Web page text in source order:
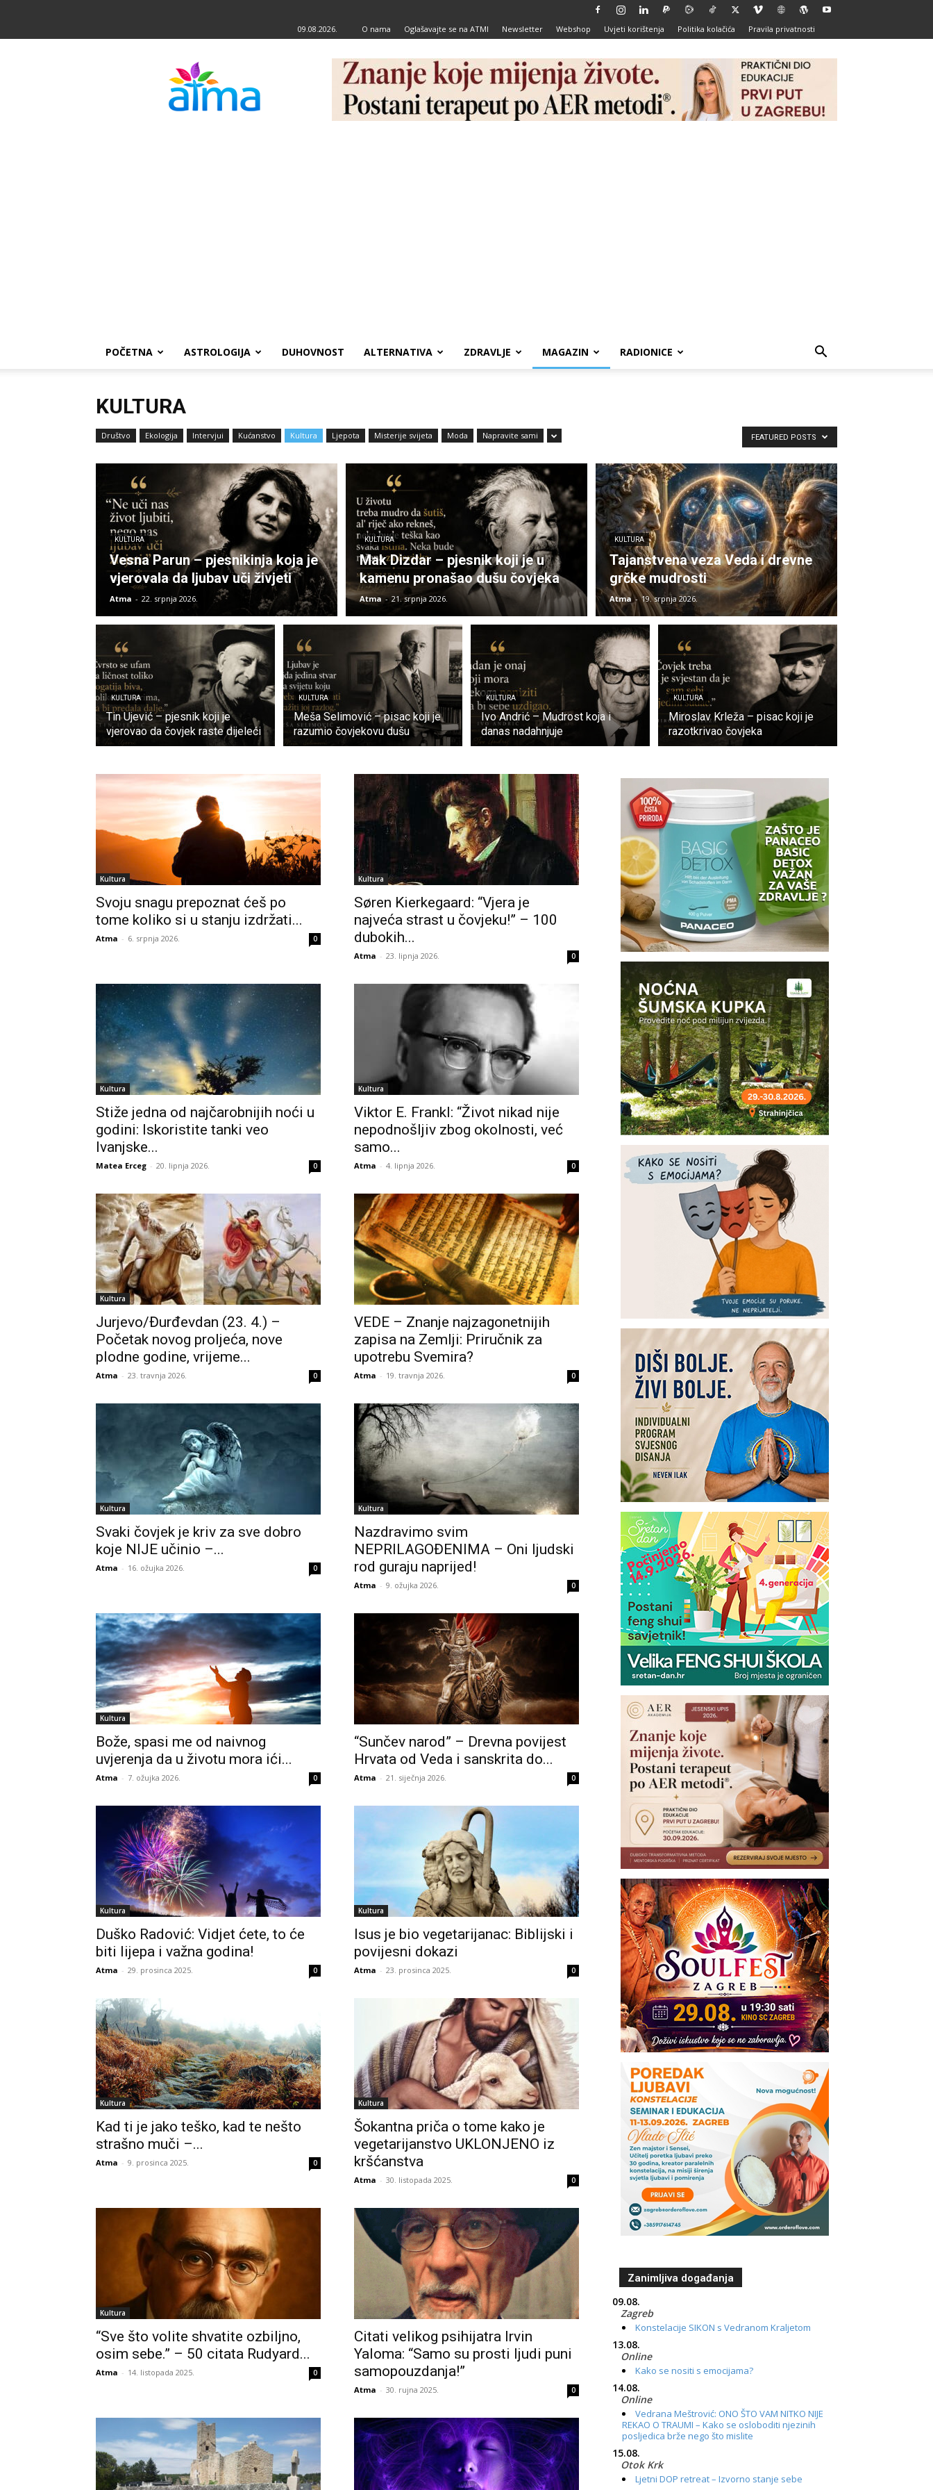
09.08.2026. O nama Oglašavajte se na ATMI Newsletter Webshop Uvjeti korištenja Politika kolačića Pravila privatnosti
POČETNA ASTROLOGIJA DUHOVNOST ALTERNATIVA ZDRAVLJE MAGAZIN RADIONICE
KULTURA
Društvo Ekologija Intervjui Kućanstvo Kultura Ljepota Misterije svijeta Moda Napravite sami FEATURED POSTS
KULTURA
Vesna Parun – pjesnikinja koja je
vjerovala da ljubav uči živjeti
Atma - 22. srpnja 2026.
KULTURA
Mak Dizdar – pjesnik koji je u
kamenu pronašao dušu čovjeka
Atma - 21. srpnja 2026.
KULTURA
Tajanstvena veza Veda i drevne
grčke mudrosti
Atma - 19. srpnja 2026.
KULTURA
Tin Ujević – pjesnik koji je
vjerovao da čovjek raste dijeleći
KULTURA
Meša Selimović – pisac koji je
razumio čovjekovu dušu
KULTURA
Ivo Andrić – Mudrost koja i
danas nadahnjuje
KULTURA
Miroslav Krleža – pisac koji je
razotkrivao čovjeka
Kultura
Svoju snagu prepoznat ćeš po
tome koliko si u stanju izdržati...
Atma - 6. srpnja 2026. 0
Kultura
Søren Kierkegaard: “Vjera je
najveća strast u čovjeku!” – 100
dubokih...
Atma - 23. lipnja 2026. 0
Kultura
Stiže jedna od najčarobnijih noći u
godini: Iskoristite tanki veo
Ivanjske...
Matea Erceg - 20. lipnja 2026. 0
Kultura
Viktor E. Frankl: “Život nikad nije
nepodnošljiv zbog okolnosti, već
samo...
Atma - 4. lipnja 2026. 0
Kultura
Jurjevo/Đurđevdan (23. 4.) –
Početak novog proljeća, nove
plodne godine, vrijeme...
Atma - 23. travnja 2026. 0
VEDE – Znanje najzagonetnijih
zapisa na Zemlji: Priručnik za
upotrebu Svemira?
Atma - 19. travnja 2026. 0
Kultura
Svaki čovjek je kriv za sve dobro
koje NIJE učinio –...
Atma - 16. ožujka 2026. 0
Kultura
Nazdravimo svim
NEPRILAGOĐENIMA – Oni ljudski
rod guraju naprijed!
Atma - 9. ožujka 2026. 0
Kultura
Bože, spasi me od naivnog
uvjerenja da u životu mora ići...
Atma - 7. ožujka 2026. 0
“Sunčev narod” – Drevna povijest
Hrvata od Veda i sanskrita do...
Atma - 21. siječnja 2026. 0
Kultura
Duško Radović: Vidjet ćete, to će
biti lijepa i važna godina!
Atma - 29. prosinca 2025. 0
Kultura
Isus je bio vegetarijanac: Biblijski i
povijesni dokazi
Atma - 23. prosinca 2025. 0
Kultura
Kad ti je jako teško, kad te nešto
strašno muči –...
Atma - 9. prosinca 2025. 0
Kultura
Šokantna priča o tome kako je
vegetarijanstvo UKLONJENO iz
kršćanstva
Atma - 30. listopada 2025. 0
Kultura
“Sve što volite shvatite ozbiljno,
osim sebe.” – 50 citata Rudyard...
Atma - 14. listopada 2025. 0
Citati velikog psihijatra Irvin
Yaloma: “Samo su prosti ljudi puni
samopouzdanja!”
Atma - 30. rujna 2025. 0
Zanimljiva događanja
09.08.
Zagreb
Konstelacije SIKON s Vedranom Kraljetom
13.08.
Online
Kako se nositi s emocijama?
14.08.
Online
Vedrana Meštrović: ONO ŠTO VAM NITKO NIJE
REKAO O TRAUMI – Kako se osloboditi njezinih
posljedica brže nego što mislite
15.08.
Otok Krk
Ljetni DOP retreat – Izvorno stanje sebe